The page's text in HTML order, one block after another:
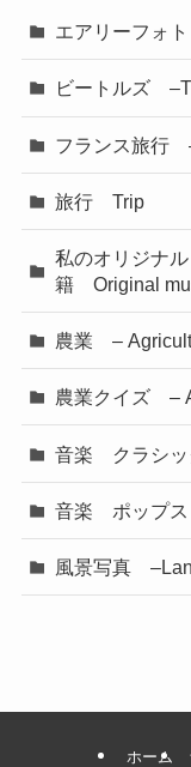
エアリーフォト
ビートルズ
フランス旅行
旅行 Trip
私のオリジ
籍 Original
農業 –
農業クイズ –
音楽 クラシ
音楽 ポップ
風景写真
ホーム